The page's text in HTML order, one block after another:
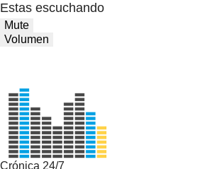
Estas escuchando
Mute
Volumen
Crónica 24/7